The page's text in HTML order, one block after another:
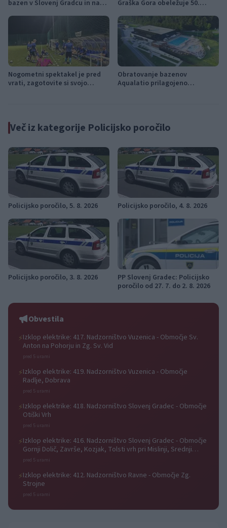
bazen v Slovenj Gradcu in na
Graška Gora obeležuje 50.
zabavne glasbe
Nogometni spektakel je pred
vrati, zagotovite si svojo
Obratovanje bazenov
Aqualatio prilagojeno
Več iz kategorije Policijsko poročilo
Policijsko poročilo, 5. 8. 2026 Policijsko poročilo, 4. 8. 2026
Policijsko poročilo, 3. 8. 2026
PP Slovenj Gradec: Policijsko
poročilo od 27. 7. do 2. 8. 2026
Obvestila
⚡Izklop elektrike: 417. Nadzorništvo Vuzenica - Območje Sv.
Anton na Pohorju in Zg. Sv. Vid
pred 5 urami
⚡Izklop elektrike: 419. Nadzorništvo Vuzenica - Območje
Radlje, Dobrava
pred 5 urami
⚡Izklop elektrike: 418. Nadzorništvo Slovenj Gradec - Območje
Otiški Vrh
pred 5 urami
⚡Izklop elektrike: 416. Nadzorništvo Slovenj Gradec - Območje
Gornji Dolič, Završe, Kozjak, Tolsti vrh pri Mislinji, Srednji
Dolič, Paka
pred 5 urami
⚡Izklop elektrike: 412. Nadzorništvo Ravne - Območje Zg.
Strojne
pred 5 urami